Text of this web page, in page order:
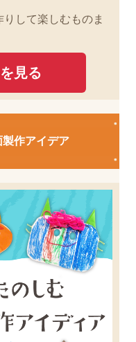
して楽しむものま
見る
作アイデア